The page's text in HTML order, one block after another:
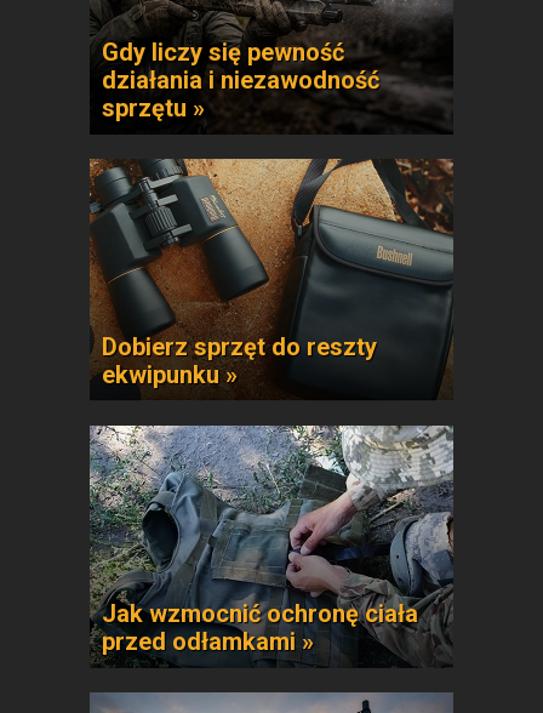
Gdy liczy się pewność
działania i niezawodność
sprzętu »
Dobierz sprzęt do reszty
ekwipunku »
Jak wzmocnić ochronę ciała
przed odłamkami »